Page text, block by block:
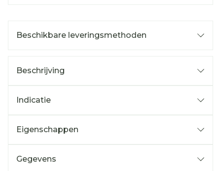
Beschikbare leveringsmethoden
Beschrijving
Indicatie
Eigenschappen
Gegevens